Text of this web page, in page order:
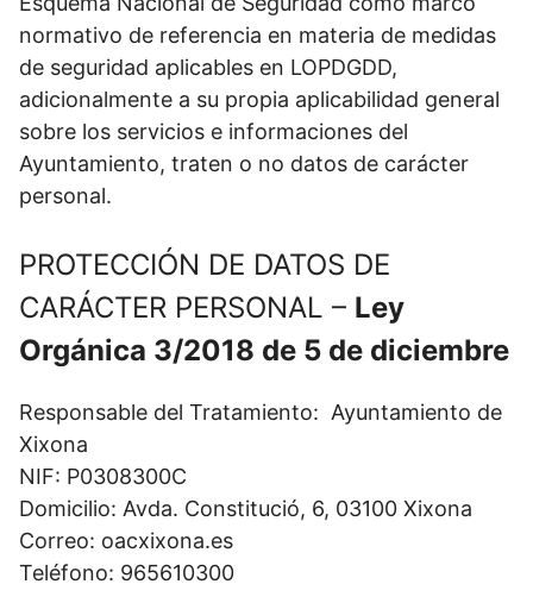
normativo de referencia en materia de medidas
de seguridad aplicables en LOPDGDD,
adicionalmente a su propia aplicabilidad general
sobre los servicios e informaciones del
Ayuntamiento, traten o no datos de carácter
personal.
PROTECCIÓN DE DATOS DE
CARÁCTER PERSONAL – Ley
Orgánica 3/2018 de 5 de diciembre
Responsable del Tratamiento: Ayuntamiento de
Xixona
NIF: P0308300C
Domicilio: Avda. Constitució, 6, 03100 Xixona
Correo: oacxixona.es
Teléfono: 965610300